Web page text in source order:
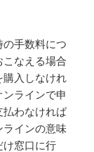
手数料につ
なえる場合
購入しなけれ
ラインで申
払わなければ
ラインの意味
け窓口に行